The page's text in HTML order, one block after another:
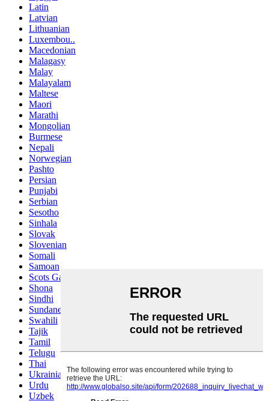
Latin
Latvian
Lithuanian
Luxembou..
Macedonian
Malagasy
Malay
Malayalam
Maltese
Maori
Marathi
Mongolian
Burmese
Nepali
Norwegian
Pashto
Persian
Punjabi
Serbian
Sesotho
Sinhala
Slovak
Slovenian
Somali
Samoan
Scots Gaelic
Shona
Sindhi
Sundanese
Swahili
Tajik
Tamil
Telugu
Thai
Ukrainian
Urdu
Uzbek